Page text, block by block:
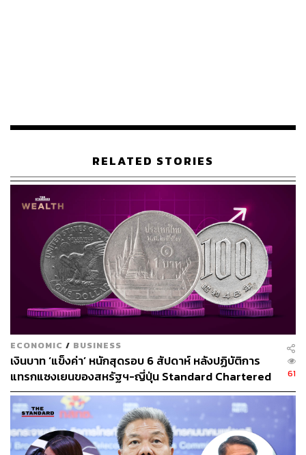
ช่องทางติดตามTHE STANDARD WEALTH
RELATED STORIES
ECONOMIC / BUSINESS
เงินบาท ‘แข็งค่า’ หนักสุดรอบ 6 สัปดาห์ หลังปฏิบัติการ
แทรกแซงเยนของสหรัฐฯ-ญี่ปุ่น Standard Chartered
เปิดเป้าสิ้นปีนี้จ่อแข็งต่อแตะ 32.50 บาทต่อดอลลาร์
61